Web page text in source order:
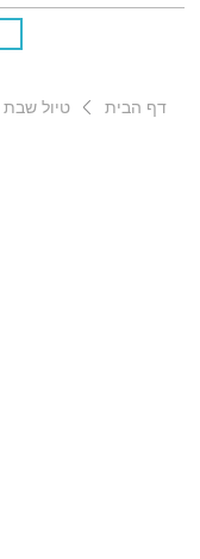
דף הבית טיול שבת